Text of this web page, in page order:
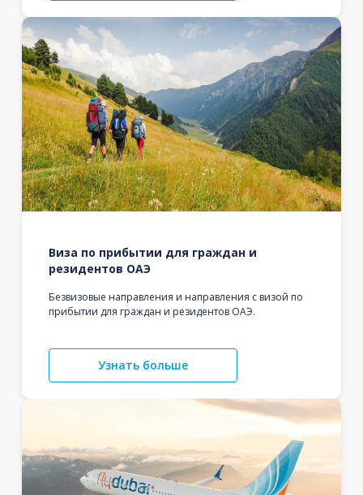
Виза по прибытии для граждан и
резидентов ОАЭ
Безвизовые направления и направления с визой по
прибытии для граждан и резидентов ОАЭ.
Узнать больше